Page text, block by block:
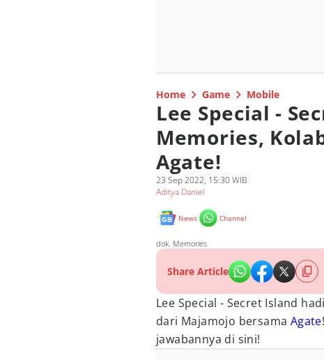
Home Game Mobile
Lee Special -
Memories,
Agate!
23 Sep 2022, 15:30 WIB
Aditya Daniel
News Channel
dok. Memories
Share Article
Lee Special - Secret Island
dari Majamojo bersama Agate
jawabannya di sini!